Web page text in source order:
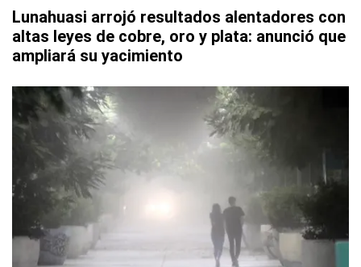
Lunahuasi arrojó resultados alentadores con
altas leyes de cobre, oro y plata: anunció que
ampliará su yacimiento